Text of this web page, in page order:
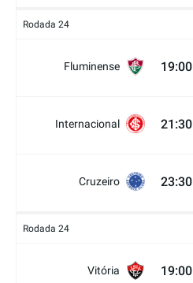
Rodada 24
Fluminense 19:00
Internacional 21:30
Cruzeiro 23:30
Rodada 24
Vitória 19:00